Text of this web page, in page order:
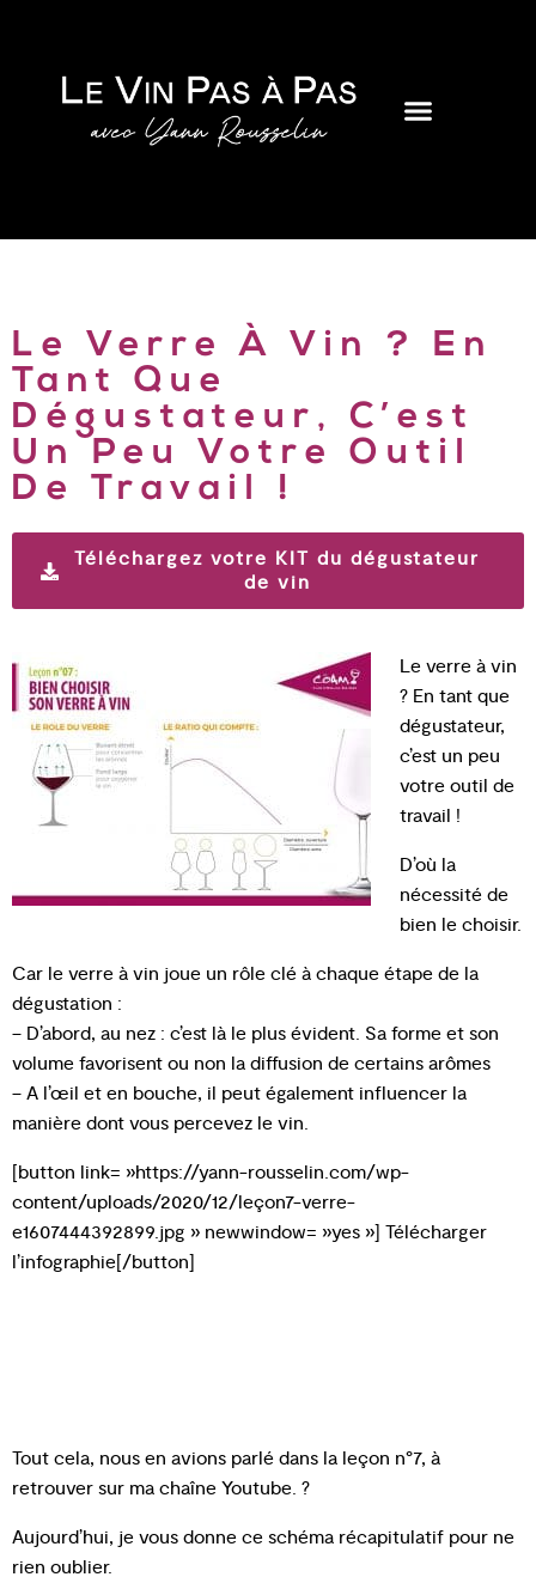
Le Verre À Vin ? En
Tant Que
Dégustateur, C’est
Un Peu Votre Outil
De Travail !
Téléchargez votre KIT du dégustateur
de vin
Le verre à vin
? En tant que
dégustateur,
c’est un peu
votre outil de
travail !
D’où la
nécessité de
bien le choisir.
Car le verre à vin joue un rôle clé à chaque étape de la
dégustation :
– D’abord, au nez : c’est là le plus évident. Sa forme et son
volume favorisent ou non la diffusion de certains arômes
– A l’œil et en bouche, il peut également influencer la
manière dont vous percevez le vin.
[button link= »https://yann-rousselin.com/wp-
content/uploads/2020/12/leçon7-verre-
e1607444392899.jpg » newwindow= »yes »] Télécharger
l’infographie[/button]
Tout cela, nous en avions parlé dans la leçon n°7, à
retrouver sur ma chaîne Youtube. ?
Aujourd’hui, je vous donne ce schéma récapitulatif pour ne
rien oublier.